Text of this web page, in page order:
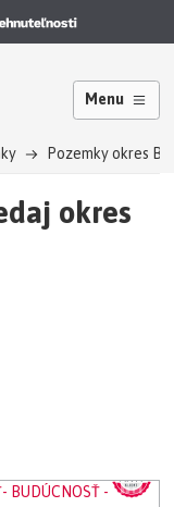
Menu
Pozemky okres
okres